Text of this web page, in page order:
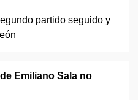
Emiliano Sala no